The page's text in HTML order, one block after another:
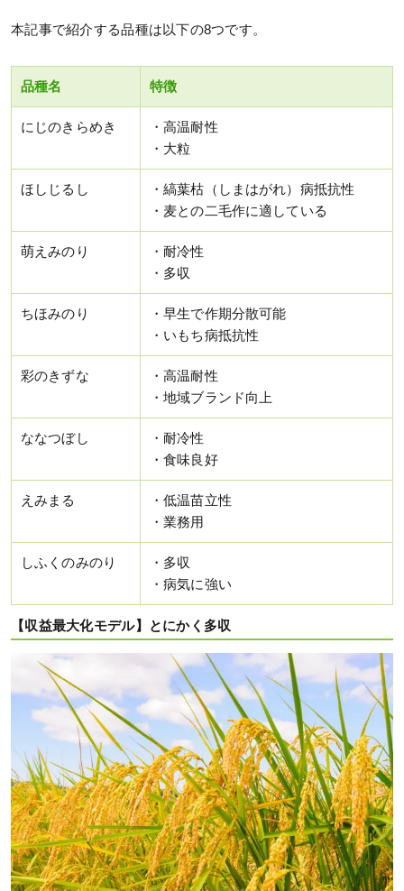
本記事で紹介する品種は以下の8つです。
品種名 特徴
にじのきらめき
・高温耐性
・大粒
ほしじるし
・縞葉枯（しまはがれ）病抵抗性
・麦との二毛作に適している
萌えみのり
・耐冷性
・多収
ちほみのり
・早生で作期分散可能
・いもち病抵抗性
彩のきずな
・高温耐性
・地域ブランド向上
ななつぼし
・耐冷性
・食味良好
えみまる
・低温苗立性
・業務用
しふくのみのり
・多収
・病気に強い
【収益最大化モデル】とにかく多収